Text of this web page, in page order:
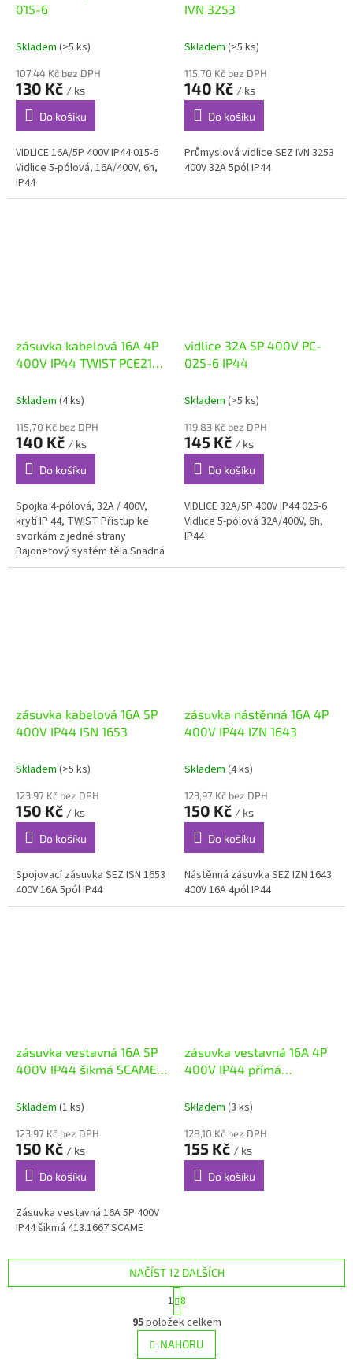
015-6
Skladem (>5 ks)
107,44 Kč bez DPH
130 Kč / ks
Do košíku
VIDLICE 16A/5P 400V IP44 015-6
Vidlice 5-pólová, 16A/400V, 6h,
IP44
IVN 3253
Skladem (>5 ks)
115,70 Kč bez DPH
140 Kč / ks
Do košíku
Průmyslová vidlice SEZ IVN 3253
400V 32A 5pól IP44
zásuvka kabelová 16A 4P
400V IP44 TWIST PCE214-
Skladem (4 ks)
115,70 Kč bez DPH
140 Kč / ks
Do košíku
Spojka 4-pólová, 32A / 400V,
krytí IP 44, TWIST Přístup ke
svorkám z jedné strany
Bajonetový systém těla Snadná
montáž pootočením a
vidlice 32A 5P 400V PC-
025-6 IP44
Skladem (>5 ks)
119,83 Kč bez DPH
145 Kč / ks
Do košíku
VIDLICE 32A/5P 400V IP44 025-6
Vidlice 5-pólová 32A/400V, 6h,
IP44
zásuvka kabelová 16A 5P
400V IP44 ISN 1653
Skladem (>5 ks)
123,97 Kč bez DPH
150 Kč / ks
Do košíku
Spojovací zásuvka SEZ ISN 1653
400V 16A 5pól IP44
zásuvka nástěnná 16A 4P
400V IP44 IZN 1643
Skladem (4 ks)
123,97 Kč bez DPH
150 Kč / ks
Do košíku
Nástěnná zásuvka SEZ IZN 1643
400V 16A 4pól IP44
zásuvka vestavná 16A 5P
400V IP44 šikmá SCAME
Skladem (1 ks)
123,97 Kč bez DPH
150 Kč / ks
Do košíku
Zásuvka vestavná 16A 5P 400V
IP44 šikmá 413.1667 SCAME
zásuvka vestavná 16A 4P
400V IP44 přímá
Skladem (3 ks)
128,10 Kč bez DPH
155 Kč / ks
Do košíku
O
v
l
á
NAČÍST 12 DALŠÍCH
t
r
á
n
k
1 8
95položek celkem
NAHORU